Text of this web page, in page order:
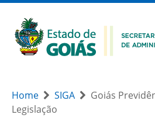
Home SIGA
Goiás
Legislação